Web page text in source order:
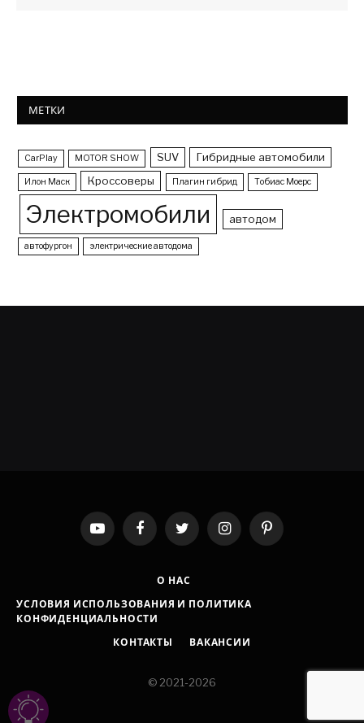
МЕТКИ
CarPlay MOTOR SHOW SUV Гибридные автомобили
Илон Маск Кроссоверы Плагин гибрид Тобиас Моерс
Электромобили автодом
автофургон электрические автодома
YouTubeFacebookTwitter InstagramPinterest
О НАС
УСЛОВИЯ ИСПОЛЬЗОВАНИЯ И ПОЛИТИКА
КОНФИДЕНЦИАЛЬНОСТИ
КОНТАКТЫ
ВАКАНСИИ
© 2021-2026